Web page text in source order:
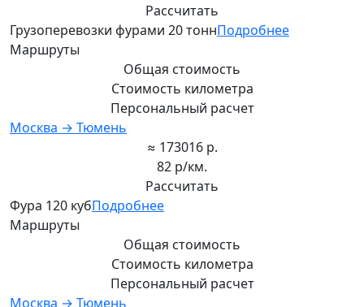
Рассчитать
Грузоперевозки фурами 20 тоннПодробнее
Маршруты
Общая стоимость
Стоимость километра
Персональный расчет
Москва → Тюмень
≈ 173016 р.
82 р/км.
Рассчитать
Фура 120 кубПодробнее
Маршруты
Общая стоимость
Стоимость километра
Персональный расчет
Москва → Тюмень